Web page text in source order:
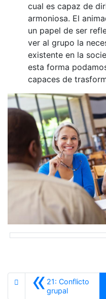
cual es capaz de
armoniosa. El
un papel de ser
ver al grupo la
existente en la
esta forma
capaces de
«21: Conflicto
grupalAnterior